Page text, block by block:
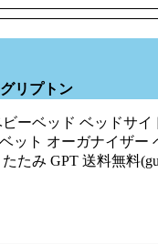
リプトン
ーベッド ベッドサ
ット オーガナイザー
たみ GPT 送料無料